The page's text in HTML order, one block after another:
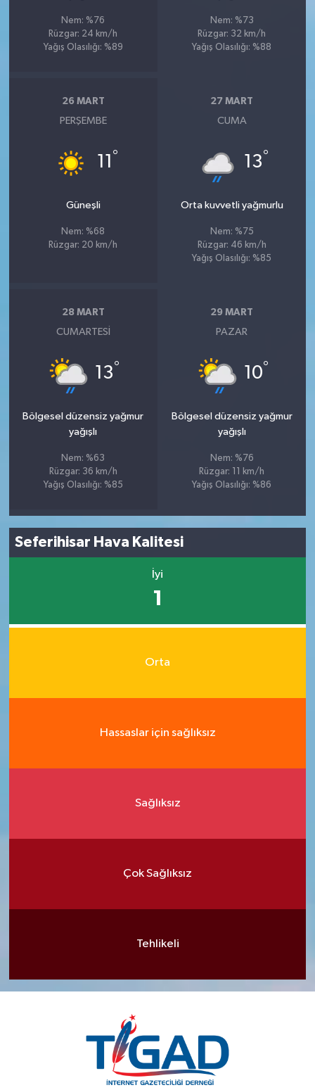
Nem: %76
Rüzgar: 24 km/h
Yağış Olasılığı: %89
Nem: %73
Rüzgar: 32 km/h
Yağış Olasılığı: %88
26 MART
PERŞEMBE
11 °
Güneşli
Nem: %68
Rüzgar: 20 km/h
27 MART
CUMA
13°
Orta kuvvetli yağmurlu
Nem: %75
Rüzgar: 46 km/h
Yağış Olasılığı: %85
28 MART
CUMARTESI
13°
Bölgesel düzensiz yağmur
yağışlı
Nem: %63
Rüzgar: 36 km/h
Yağış Olasılığı: %85
29 MART
PAZAR
10°
Bölgesel düzensiz yağmur
yağışlı
Nem: %76
Rüzgar: 11 km/h
Yağış Olasılığı: %86
Seferihisar Hava Kalitesi
İyi
1
Orta
Hassaslar için sağlıksız
Sağlıksız
Çok Sağlıksız
Tehlikeli